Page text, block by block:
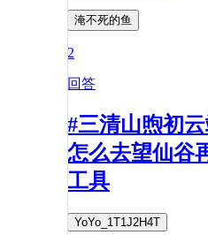
淹不死的鱼
2
回答
#三清山煦初
怎么去望仙谷
工具
YoYo_1T1J2H4T